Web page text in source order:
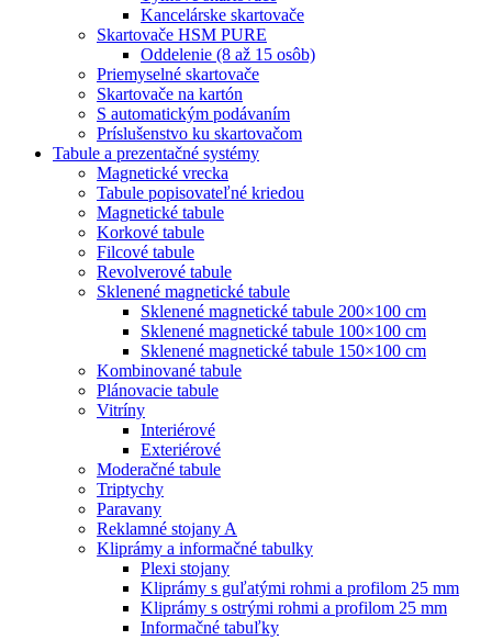
Kancelárske skartovače
Skartovače HSM PURE
Oddelenie (8 až 15 osôb)
Priemyselné skartovače
Skartovače na kartón
S automatickým podávaním
Príslušenstvo ku skartovačom
Tabule a prezentačné systémy
Magnetické vrecka
Tabule popisovateľné kriedou
Magnetické tabule
Korkové tabule
Filcové tabule
Revolverové tabule
Sklenené magnetické tabule
Sklenené magnetické tabule 200×100 cm
Sklenené magnetické tabule 100×100 cm
Sklenené magnetické tabule 150×100 cm
Kombinované tabule
Plánovacie tabule
Vitríny
Interiérové
Exteriérové
Moderačné tabule
Triptychy
Paravany
Reklamné stojany A
Kliprámy a informačné tabulky
Plexi stojany
Kliprámy s guľatými rohmi a profilom 25 mm
Kliprámy s ostrými rohmi a profilom 25 mm
Informačné tabuľky